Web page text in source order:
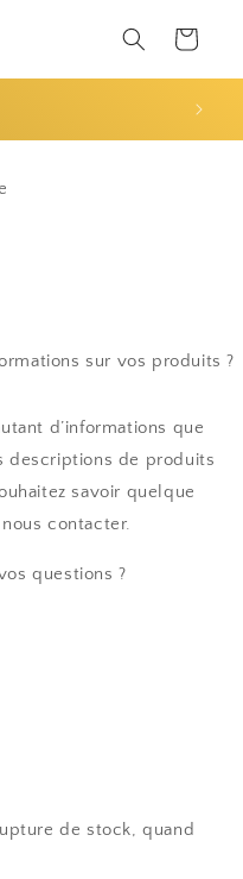
Panier
sur vos produits ?
d’informations que
descriptions de produits
savoir quelque
contacter.
questions ?
de stock, quand